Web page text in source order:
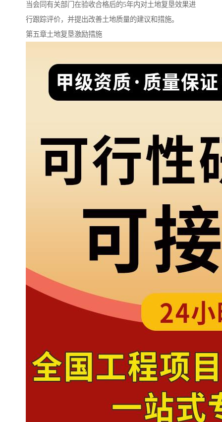
当会同有关部门在验收合格后的5年内对土地复垦效果进
行跟踪评价，并提出改善土地质量的建议和措施。
第五章土地复垦激励措施